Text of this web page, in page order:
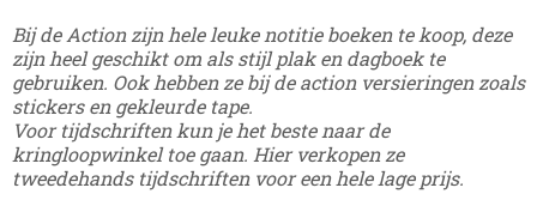
Bij de Action zijn hele leuke notitie boeken te koop, deze
zijn heel geschikt om als stijl plak en dagboek te
gebruiken. Ook hebben ze bij de action versieringen zoals
stickers en gekleurde tape.
Voor tijdschriften kun je het beste naar de
kringloopwinkel toe gaan. Hier verkopen ze
tweedehands tijdschriften voor een hele lage prijs.